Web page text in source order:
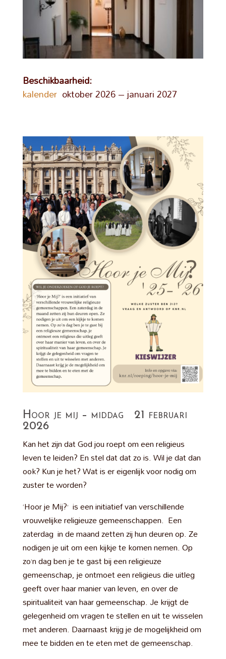
Beschikbaarheid:
kalenderoktober 2026 – januari 2027
Hoor je mij – middag 21 februari
2026
Kan het zijn dat God jou roept om een religieus
leven te leiden? En stel dat dat zo is. Wil je dat dan
ook? Kun je het? Wat is er eigenlijk voor nodig om
zuster te worden?
‘Hoor je Mij?’ is een initiatief van verschillende
vrouwelijke religieuze gemeenschappen. Een
zaterdag in de maand zetten zij hun deuren op. Ze
nodigen je uit om een kijkje te komen nemen. Op
zo’n dag ben je te gast bij een religieuze
gemeenschap, je ontmoet een religieus die uitleg
geeft over haar manier van leven, en over de
spiritualiteit van haar gemeenschap. Je krijgt de
gelegenheid om vragen te stellen en uit te wisselen
met anderen. Daarnaast krijg je de mogelijkheid om
mee te bidden en te eten met de gemeenschap.